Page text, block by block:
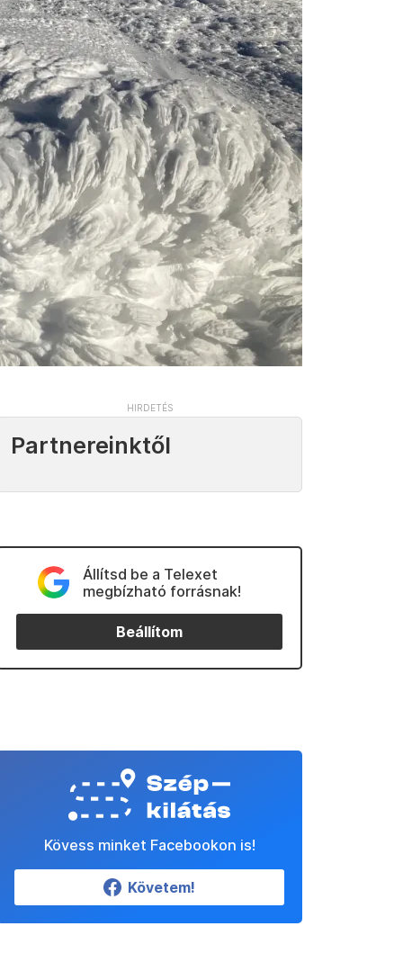
Partnereinktől
Állítsd be a Telexet
megbízható forrásnak!
Beállítom
Kövess minket Facebookon is!
Követem!